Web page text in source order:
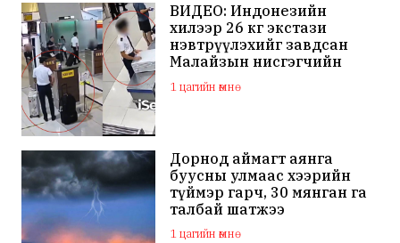
ВИДЕО: Индонезийн
хилээр 26 кг экстази
нэвтрүүлэхийг завдсан
Малайзын нисгэгчийн
биеэс кокаин,
метамфетамин илэрчээ
1 цагийн өмнө
Дорнод аймагт аянга
буусны улмаас хээрийн
түймэр гарч, 30 мянган га
талбай шатжээ
1 цагийн өмнө